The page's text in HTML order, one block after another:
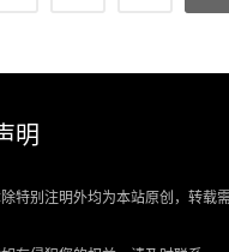
明
特别注明外均为本站原创，转载